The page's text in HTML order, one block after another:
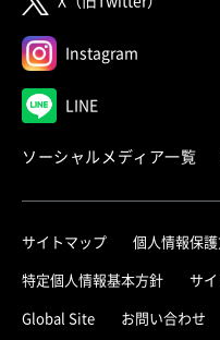
Instagram （別ウィ
LINE（別ウィンドウ
ソーシャルメディア一覧（
サイトマップ 個人情報保
特定個人情報基本方針 サ
Global Site（別ウィンドウで開
お問い合わせ